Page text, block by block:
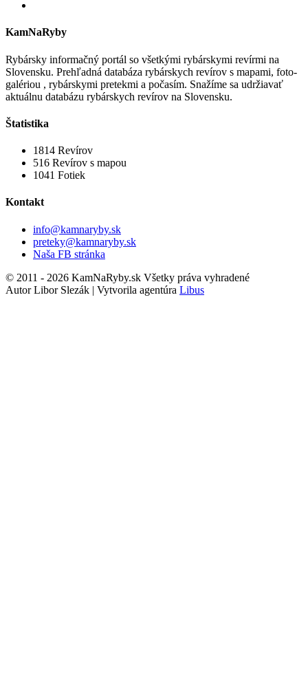
KamNaRyby
Rybársky informačný portál so všetkými rybárskymi revírmi na
Slovensku. Prehľadná databáza rybárskych revírov s mapami, foto-
galériou , rybárskymi pretekmi a počasím. Snažíme sa udržiavať
aktuálnu databázu rybárskych revírov na Slovensku.
Štatistika
1814 Revírov
516 Revírov s mapou
1041 Fotiek
Kontakt
info@kamnaryby.sk
preteky@kamnaryby.sk
Naša FB stránka
© 2011 - 2026 KamNaRyby.sk Všetky práva vyhradené
Autor Libor Slezák | Vytvorila agentúra Libus